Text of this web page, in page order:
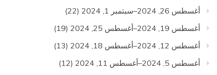
أغسطس 26, 2024–سبتمبر 1, 2024
(22)
أغسطس 19, 2024–أغسطس 25, 2024
(19)
أغسطس 12, 2024–أغسطس 18, 2024
(13)
أغسطس 5, 2024–أغسطس 11, 2024
(12)